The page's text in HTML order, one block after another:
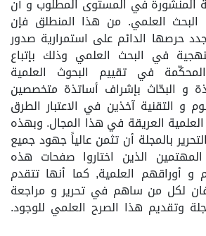
المنشورة في المستوى المطلوب و أن
البحث العلمي. من هذا المنطلق فإن
حرصها الدائم على استمرارية صدور
في البحث العلمي وذلك بإتباع
المحكّمة في تقييم البحوث العلمية
و البحّاث بإشراف أساتذة متخصصين
و التقنية آخذين في الاعتبار الطرق
العريقة في هذا المجال. وبهذه
بالمجلة أن تثمن عالياً جهود جميع
المهتمين الذين اختاروا صفحات هذه
و أوراقهم العلمية, كما أنها تتقدم
لكل من ساهم في تحرير و مراجعة
وتقديم هذا الصرح العلمي للوجود.